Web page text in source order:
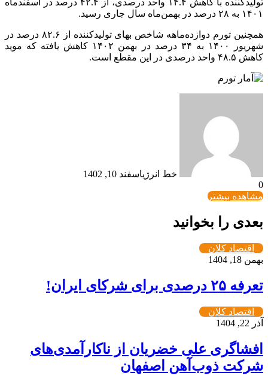
تولیدکننده با کاهش ۱۴.۴ واحد درصدی، از ۴۲.۴ درصد در اسفندماه
۱۴۰۱ به ۲۸ درصد در بهمن‌ماه سال جاری رسید.
همچنین تورم دوازده‌ماهه شاخص بهای تولیدکننده از ۸۲.۶ درصد در
شهریور ۱۴۰۰ به ۳۴ درصد در بهمن‌ ۱۴۰۲ کاهش یافته که موید
کاهش ۴۸.۵ واحد درصدی در این مقطع است.
خط انرژیاسفند 10, 1402
0
مشاهده بیشتر
بعدی را بخوانید
اقتصاد کلان
بهمن 18, 1404
تعرفه ۲۵ درصدی برای شرکای ایران!
اقتصاد کلان
آذر 22, 1404
افشاگری علی خضریان از ناکارآمدی‌های
شرکت ذوب‌آهن اصفهان